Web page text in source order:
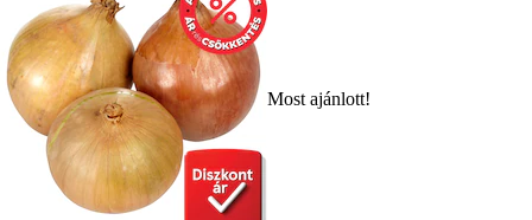
Most ajánlott!